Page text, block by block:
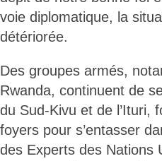
voie diplomatique, la
détériorée.
Des groupes armés,
Rwanda, continuent de
du Sud-Kivu et de l’Ituri,
foyers pour s’entasser
des Experts des Nations